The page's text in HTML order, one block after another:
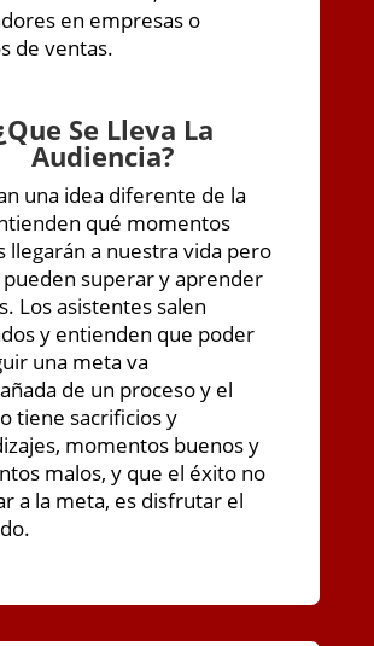
en empresas o
de ventas.
Que Se Lleva La
Audiencia?
una idea diferente de la
qué momentos
llegarán a nuestra vida pero
pueden superar y aprender
Los asistentes salen
y entienden que poder
una meta va
de un proceso y el
tiene sacrificios y
momentos buenos y
malos, y que el éxito no
a la meta, es disfrutar el